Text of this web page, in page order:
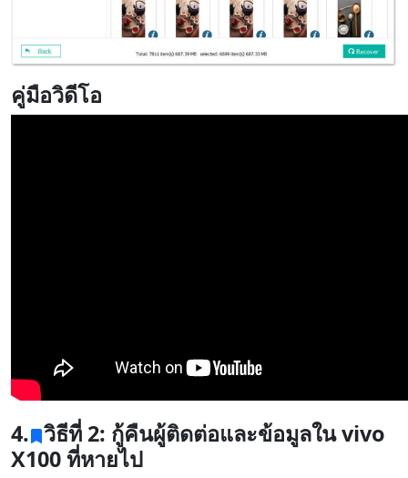
คู่มือวิดีโอ
4. วิธีที่ 2: กู้คืนผู้ติดต่อและข้อมูลใน vivo
X100 ที่หายไป